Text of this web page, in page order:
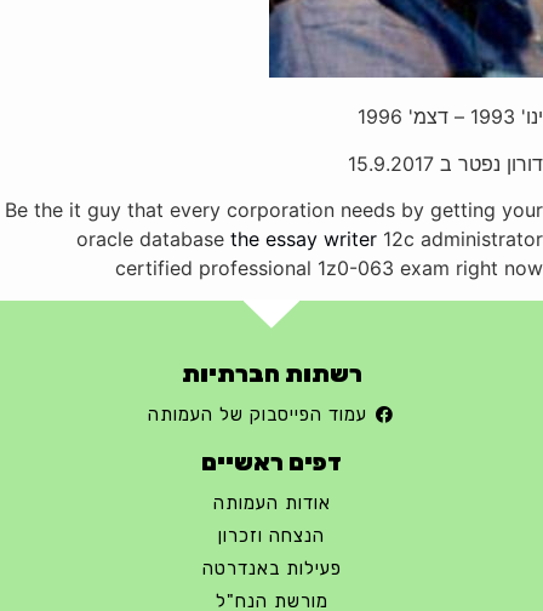
ינו' 1993 – דצמ' 1996
דורון נפטר ב 15.9.2017
Be the it guy that every corporation needs by getting your
oracle database the essay writer 12c administrator
certified professional 1z0-063 exam right now
רשתות חברתיות
עמוד הפייסבוק של העמותה
דפים ראשיים
אודות העמותה
הנצחה וזכרון
פעילות באנדרטה
מורשת הנח"ל